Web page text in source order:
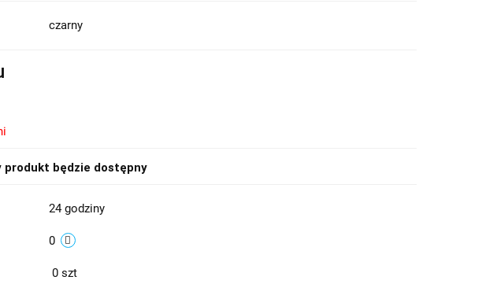
czarny
produkt będzie dostępny
24 godziny
0
0 szt